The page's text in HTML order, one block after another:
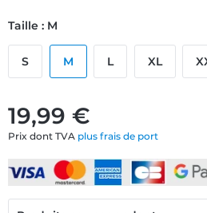
19,99 €
Prix dont TVA plus frais de port
Taille : M
S M L XL